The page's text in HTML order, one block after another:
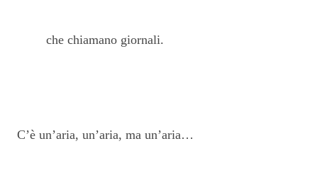
che chiamano giornali.
C’è un’aria, un’aria, ma un’aria…